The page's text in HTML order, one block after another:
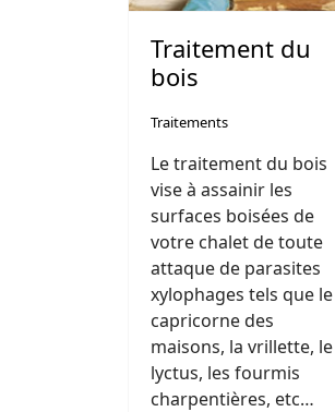
Traitement du
bois
Traitements
Le traitement du bois
vise à assainir les
surfaces boisées de
votre chalet de toute
attaque de parasites
xylophages tels que le
capricorne des
maisons, la vrillette, le
lyctus, les fourmis
charpentières, etc…